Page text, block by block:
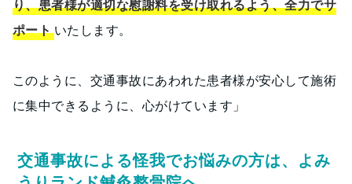
り、患者様が適切な慰謝料を受け取れるよう、全力でサ
ポートいたします。
このように、交通事故にあわれた患者様が安心して施術
に集中できるように、心がけています」
交通事故による怪我でお悩みの方は、よみ